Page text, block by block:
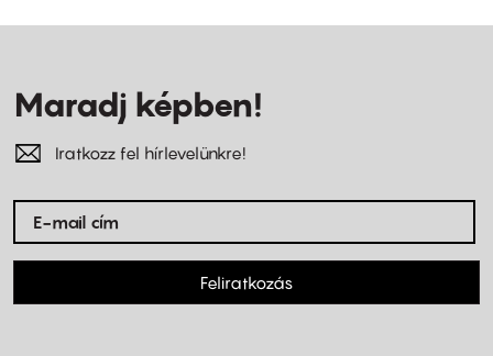
Maradj képben!
Iratkozz fel hírlevelünkre!
Feliratkozás